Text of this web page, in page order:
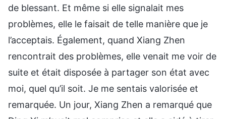
de blessant. Et même si elle signalait mes
problèmes, elle le faisait de telle manière que je
l’acceptais. Également, quand Xiang Zhen
rencontrait des problèmes, elle venait me voir de
suite et était disposée à partager son état avec
moi, quel qu’il soit. Je me sentais valorisée et
remarquée. Un jour, Xiang Zhen a remarqué que